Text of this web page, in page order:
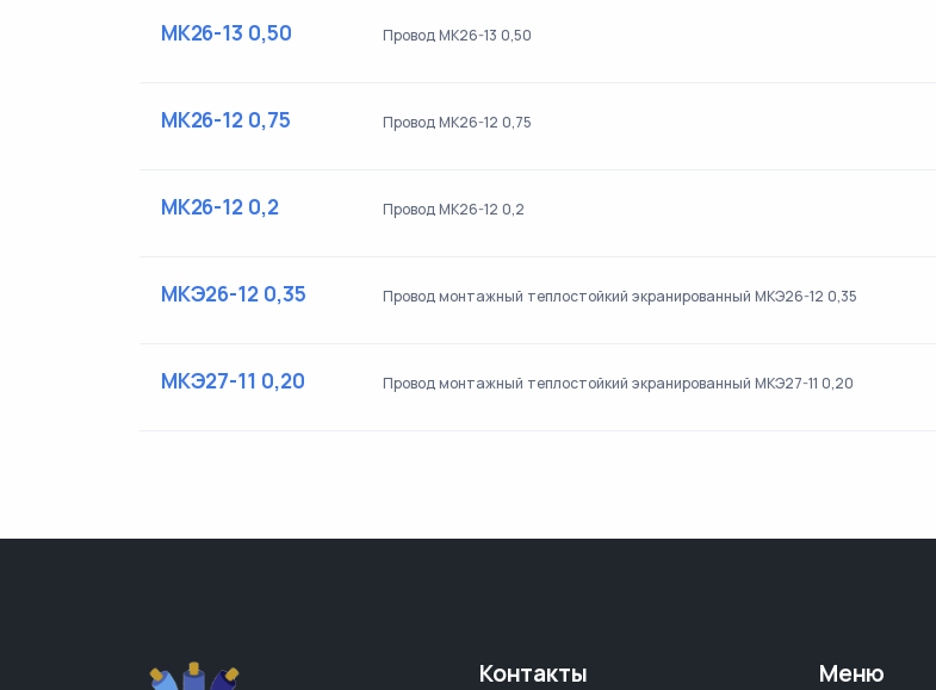
МК26-13 0,50 Провод МК26-13 0,50
МК26-12 0,75 Провод МК26-12 0,75
МК26-12 0,2 Провод МК26-12 0,2
МКЭ26-12 0,35 Провод монтажный теплостойкий экранированный МКЭ26-12 0,35
МКЭ27-11 0,20 Провод монтажный теплостойкий экранированный МКЭ27-11 0,20
Контакты Меню